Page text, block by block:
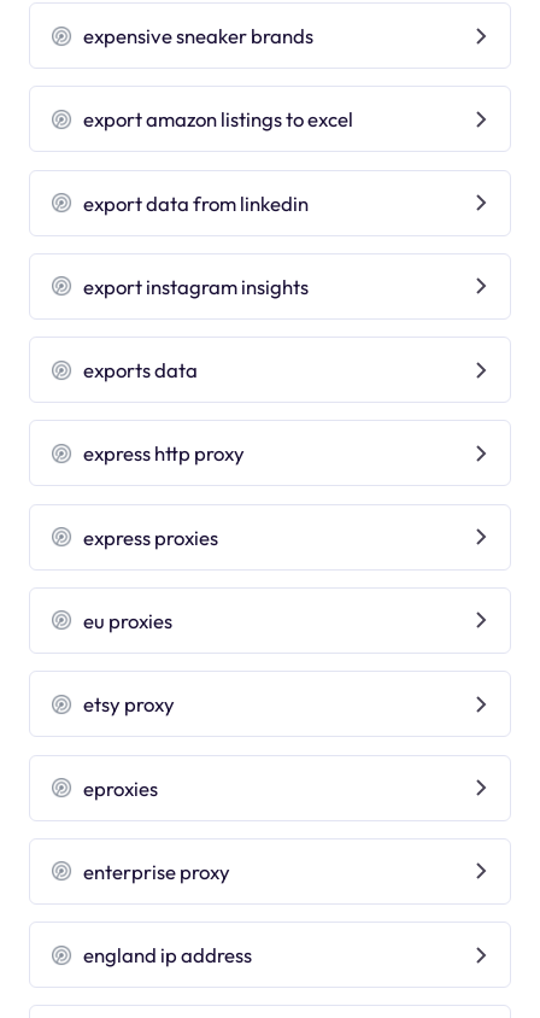
expensive sneaker brands
export amazon listings to excel
export data from linkedin
export instagram insights
exports data
express http proxy
express proxies
eu proxies
etsy proxy
eproxies
enterprise proxy
england ip address